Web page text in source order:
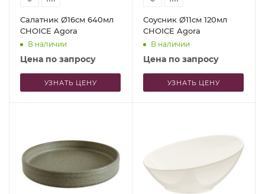
Салатник Ø16см 640мл
CHOICE Agora
В наличии
Цена по запросу
УЗНАТЬ ЦЕНУ
Соусник Ø11см 120мл
CHOICE Agora
В наличии
Цена по запросу
УЗНАТЬ ЦЕНУ